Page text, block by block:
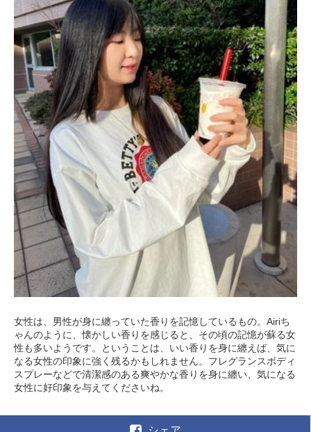
女性は、男性が身に纏っていた香りを記憶しているもの。Airiち
ゃんのように、懐かしい香りを感じると、その頃の記憶が蘇る女
性も多いようです。ということは、いい香りを身に纏えば、気に
なる女性の印象に強く残るかもしれません。フレグランスボディ
スプレーなどで清潔感のある爽やかな香りを身に纏い、気になる
女性に好印象を与えてくださいね。